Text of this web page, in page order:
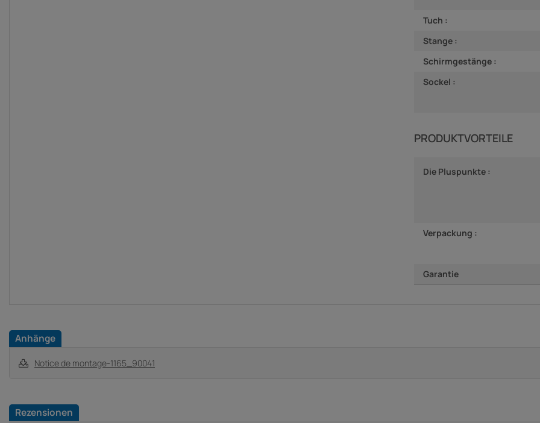
Tuch :
Stange :
Schirmgestänge :
Sockel :
PRODUKTVORTEILE
Die Pluspunkte :
Verpackung :
Garantie
Anhänge
Notice de montage-1165_90041
Rezensionen